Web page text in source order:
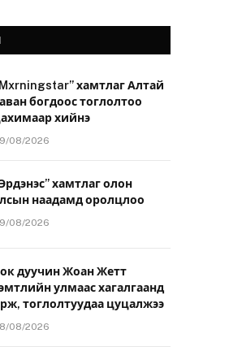
хамтлаг Алтай
богдоос тоглолтоо
хийнэ
08/2026
хамтлаг олон
наадамд оролцлоо
08/2026
дуучин Жоан Жетт
улмаас хагалгаанд
тоглолтуудаа цуцалжээ
08/2026